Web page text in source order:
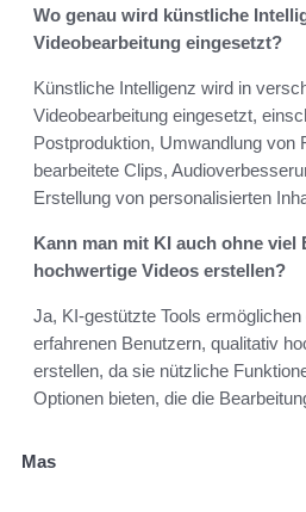
Wo genau wird künstliche
Videobearbeitung eingesetzt?
Künstliche Intelligenz wird in
Videobearbeitung eingesetzt,
Postproduktion, Umwandlung von
bearbeitete Clips,
Erstellung von personalisierten
Kann man mit KI auch ohne
hochwertige Videos erstellen?
Ja, KI-gestützte Tools
erfahrenen Benutzern, qualitativ
erstellen, da sie nützliche
Optionen bieten, die die
Mas